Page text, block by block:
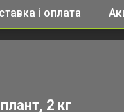
і оплата
2 кг